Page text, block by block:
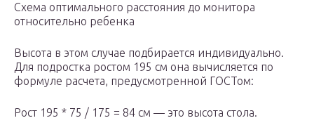
Схема оптимального расстояния до монитора
относительно ребенка
Высота в этом случае подбирается индивидуально.
Для подростка ростом 195 см она вычисляется по
формуле расчета, предусмотренной ГОСТом:
Рост 195 * 75 / 175 = 84 см — это высота стола.